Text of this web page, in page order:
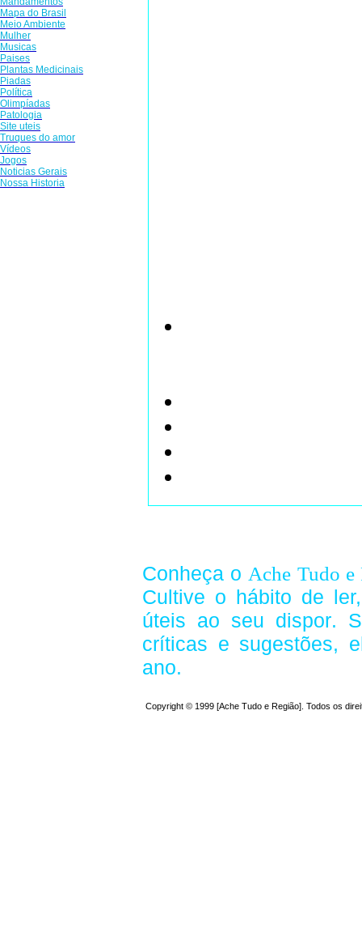
Mapa do Brasil
Meio Ambiente
Mulher
Musicas
Paises
Plantas Medicinais
Piadas
Política
Olimpíadas
Patologia
Site uteis
Truques do amor
Vídeos
Jogos
Noticias Gerais
Nossa Historia
Conheça o Ache Tudo e
Cultive o hábito de
úteis ao seu dispor.
críticas e sugestões,
ano.
Copyright © 1999 [Ache Tudo e Região]. Todos os